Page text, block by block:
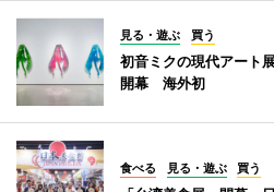
見る・遊ぶ 買う
初音ミクの現代アート
開幕 海外初
食べる 見る・遊ぶ 買う